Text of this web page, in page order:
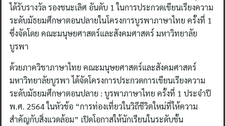
ได้รับรางวัล รองชนะเลิศ อันดับ 1 ในการประกวดเขียนเรียงความ
ระดับมัธยมศึกษาตอนปลายในโครงการบูรพาภาษาไทย ครั้งที่ 1
ซึ่งจัดโดย คณะมนุษยศาสตร์และสังคมศาสตร์ มหาวิทยาลัย
บูรพา
ด้วยภาควิชาภาษาไทย คณะมนุษยศาสตร์และสังคมศาสตร์
มหาวิทยาลัยบูรพา ได้จัดโครงการประกวดการเขียนเรียงความ
ระดับมัธยมศึกษาตอนปลาย : บูรพาภาษาไทย ครั้งที่ 1 ประจำปี
พ.ศ. 2564 ในหัวข้อ “การท่องเที่ยวในวิถีชีวิตใหม่ที่ให้ความ
สำคัญกับสิ่งแวดล้อม” เปิดโอกาสให้นักเรียนในระดับชั้น